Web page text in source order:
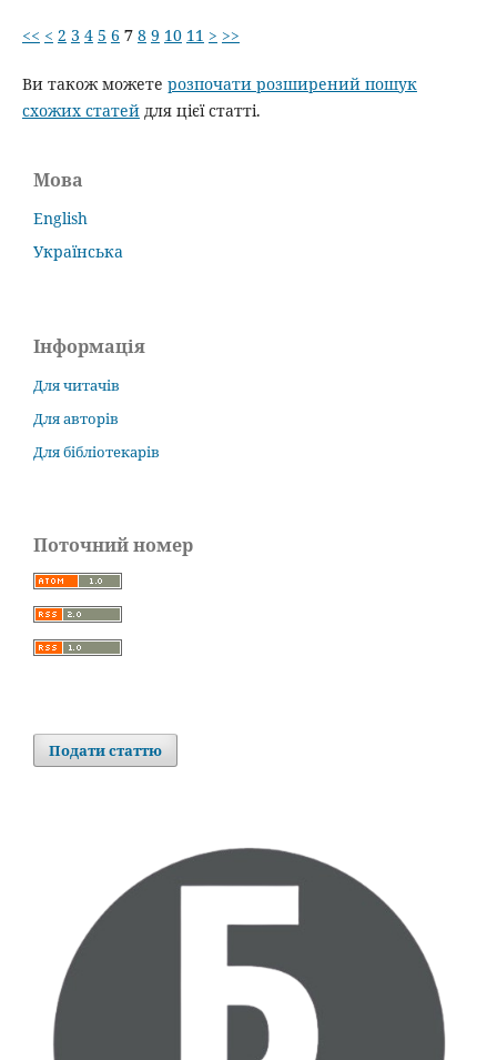
<< < 2 3 4 5 6 7 8 9 10 11 > >>
Ви також можете розпочати розширений пошук
схожих статейдля цієї статті.
Мова
English
Українська
Інформація
Для читачів
Для авторів
Для бібліотекарів
Поточний номер
Подати статтю